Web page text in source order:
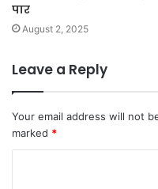
पार
August 2, 2025
Leave a Reply
Your email address will not
marked *